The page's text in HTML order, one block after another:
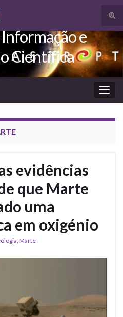
e
Científica
evidências
que Marte
uma
em oxigénio
, Marte